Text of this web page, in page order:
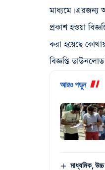
মাধ্যমে। এরজন্য
প্রকাশ হওয়া
করা হয়েছে
বিজ্ঞপ্তি
আরও পড়ুন
মাধ্যমিক,